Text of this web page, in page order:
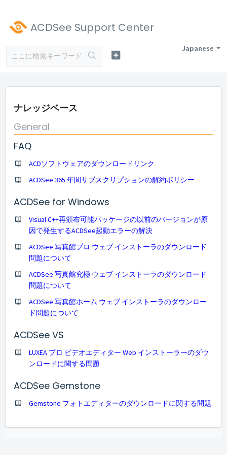
ACDSee Support Center
Japanese
ナレッジベース
General
FAQ
ACDソフトウェアのダウンロードリンク
ACDSee 365 年間サブスクリプションの解約ポリシー
ACDSee for Windows
Visual C++再頒布可能パッケージの以前のバージョンが原
因で発生するACDSee起動エラーの解決
ACDSee 写真館プロ ウェブ インストーラのダウンロード
問題について
ACDSee 写真館究極 ウェブ インストーラのダウンロード
問題について
ACDSee 写真館ホーム ウェブ インストーラのダウンロー
ド問題について
ACDSee VS
LUXEA プロ ビデオエディター Web インストーラーのダウ
ンロードに関する問題
ACDSee Gemstone
Gemstone フォトエディターのダウンロードに関する問題